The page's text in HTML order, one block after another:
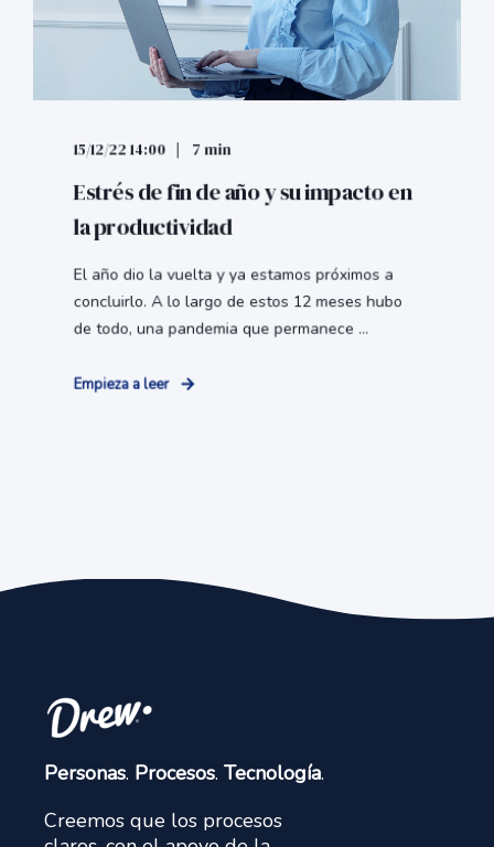
15/12/22 14:00 7 min
Estrés de fin de año y su impacto en
la productividad
El año dio la vuelta y ya estamos próximos a
concluirlo. A lo largo de estos 12 meses hubo
de todo, una pandemia que permanece ...
Empieza a leer
Personas. Procesos. Tecnología.
Creemos que los procesos